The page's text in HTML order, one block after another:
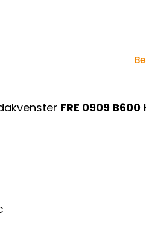
FRE 0909